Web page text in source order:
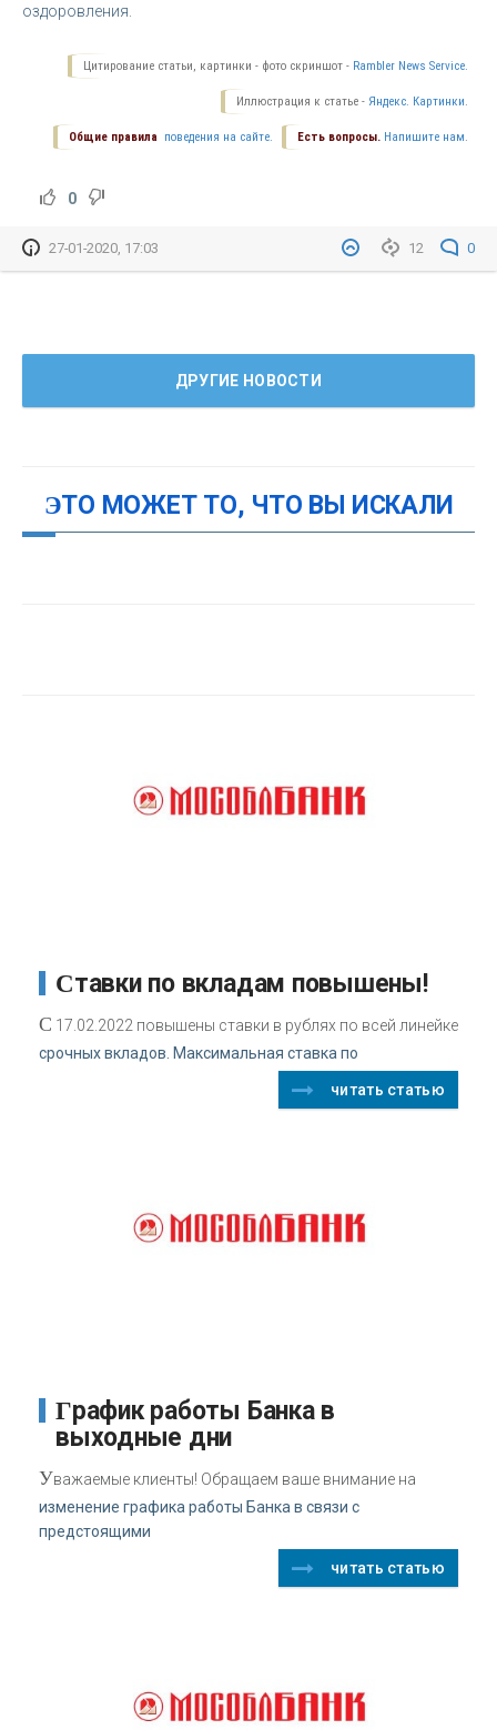
оздоровления.
Цитирование статьи, картинки - фото скриншот - Rambler News Service.
Иллюстрация к статье - Яндекс. Картинки.
Есть вопросы. Напишите нам.
Общие правила поведения на сайте.
0
12 0
27-01-2020, 17:03
ДРУГИЕ НОВОСТИ
ЭТО МОЖЕТ ТО, ЧТО ВЫ ИСКАЛИ
Ставки по вкладам повышены!
С 17.02.2022 повышены ставки в рублях по всей линейке
срочных вкладов. Максимальная ставка по
читать статью
График работы Банка в
выходные дни
Уважаемые клиенты! Обращаем ваше внимание на
изменение графика работы Банка в связи с
предстоящими
читать статью